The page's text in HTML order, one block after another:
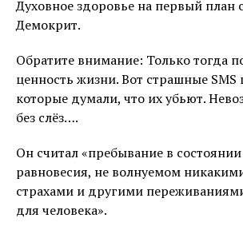
Духовное здоровье на первый план
Демокрит.
Обратите внимание: Только тогда
ценность жизни. Вот страшные
которые думали, что их убьют.
без слёз….
Он считал «пребывание в
равновесия, не волнуемом
страхами и другими
для человека».